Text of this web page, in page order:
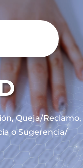
Queja/Reclamo,
o Sugerencia/